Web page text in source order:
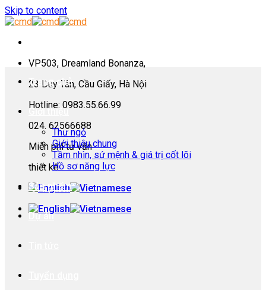
Skip to content
VP503, Dreamland Bonanza,
23 Duy Tân, Cầu Giấy, Hà Nội
Hotline: 0983.55.66.99
024. 62566688
Miễn phí tư vấn
thiết kế
Trang chủ
Giới thiệu
Thư ngỏ
Giới thiệu chung
Tầm nhìn, sứ mệnh & giá trị cốt lõi
Hồ sơ năng lực
Sản phẩm
Dự án